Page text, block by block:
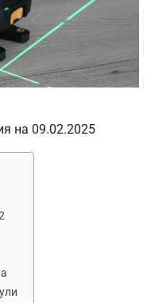
на 09.02.2025